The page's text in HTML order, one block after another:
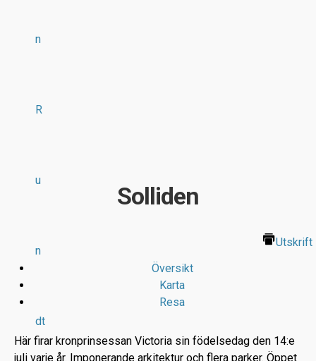
n
R
u
n
dt
Solliden
Utskrift
Översikt
Karta
Resa
Här firar kronprinsessan Victoria sin födelsedag den 14:e
juli varje år. Imponerande arkitektur och flera parker. Öppet